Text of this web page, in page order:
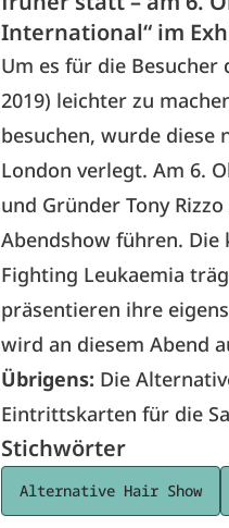
International“ im
Um es für die Besucher
2019) leichter zu
besuchen, wurde diese
London verlegt. Am 6.
und Gründer Tony
Abendshow führen.
Fighting Leukaemia
präsentieren ihre
wird an diesem Abend
Übrigens: Die
Eintrittskarten für die
Stichwörter
Alternative Hair Show